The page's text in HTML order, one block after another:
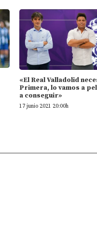
«El Real Valladolid
Primera, lo vamos a
a conseguir»
17 junio 2021 20:00h